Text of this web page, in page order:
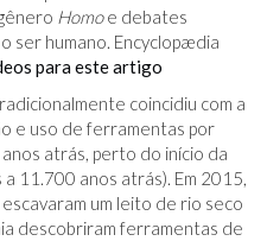
Homoe debates
ser humano. Encyclopædia
para este artigo
coincidiu com a
e uso de ferramentas por
atrás, perto do início da
11.700 anos atrás). Em 2015,
um leito de rio seco
descobriram ferramentas de